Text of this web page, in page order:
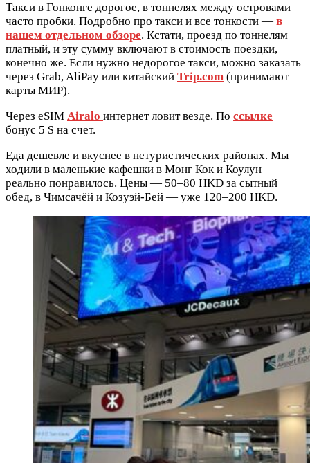
Такси в Гонконге дорогое, в тоннелях между островами
часто пробки. Подробно про такси и все тонкости — в
нашем отдельном обзоре. Кстати, проезд по тоннелям
платный, и эту сумму включают в стоимость поездки,
конечно же. Если нужно недорогое такси, можно заказать
через Grab, AliPay или китайский Trip.com (принимают
карты МИР).
Через eSIM Airalo интернет ловит везде. По ссылке
бонус 5 $ на счет.
Еда дешевле и вкуснее в нетуристических районах. Мы
ходили в маленькие кафешки в Монг Кок и Коулун —
реально понравилось. Цены — 50–80 HKD за сытный
обед, в Чимсачёй и Козуэй-Бей — уже 120–200 HKD.